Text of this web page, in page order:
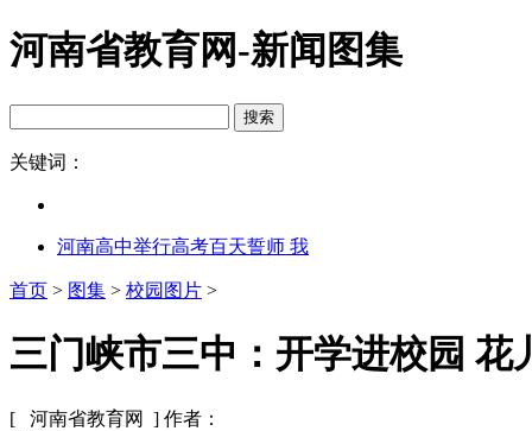
河南省教育网-新闻图集
关键词：
河南高中举行高考百天誓师 我
首页 > 图集 > 校园图片 >
三门峡市三中：开学进校园 花
[ 河南省教育网 ] 作者：